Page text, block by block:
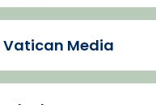
amb IA (OpenAI)
Vatican Media